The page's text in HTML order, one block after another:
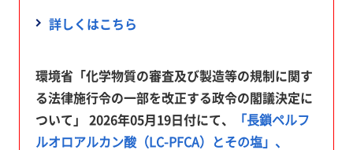
詳しくはこちら
環境省「化学物質の審査及び製造等の規制に関す
る法律施行令の一部を改正する政令の閣議決定に
ついて」 2026年05月19日付にて、
「長鎖ペルフ
ルオロアルカン酸（LC-PFCA）とその塩」、